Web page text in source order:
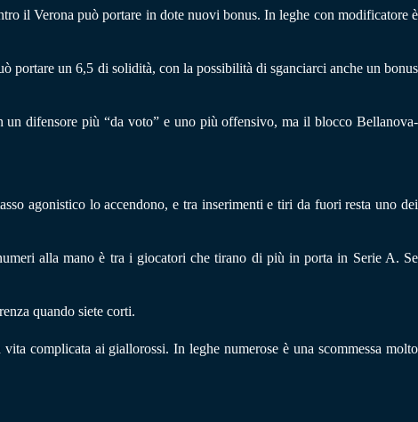
il Verona può portare in dote nuovi bonus. In leghe con modificatore è
portare un 6,5 di solidità, con la possibilità di sganciarci anche un bonus
un difensore più “da voto” e uno più offensivo, ma il blocco Bellanova-
agonistico lo accendono, e tra inserimenti e tiri da fuori resta uno dei
alla mano è tra i giocatori che tirano di più in porta in Serie A. Se
quando siete corti.
complicata ai giallorossi. In leghe numerose è una scommessa molto